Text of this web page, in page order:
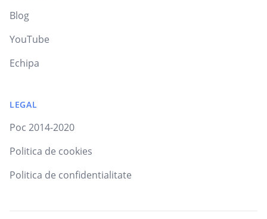
Blog
YouTube
Echipa
LEGAL
Poc 2014-2020
Politica de cookies
Politica de confidentialitate